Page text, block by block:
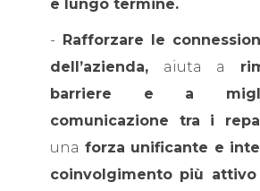
e lungo termine.
- Rafforzare le
dell’azienda, aiuta a
barriere e a
comunicazione tra i
una forza unificante e
coinvolgimento più attivo